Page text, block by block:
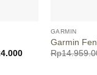
Current
GARMIN
Garmin
Rp